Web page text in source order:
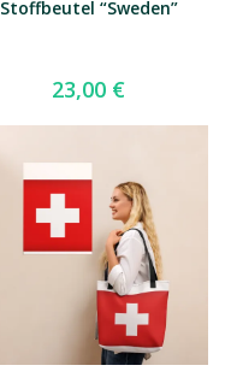
Stoffbeutel “Sweden”
23,00 €